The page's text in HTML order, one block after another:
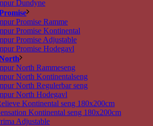
Dundyne
Promise Ramme
Promise Kontinental
Promise Adjustable
Promise Hodegavl
North Rammeseng
North Kontinentalseng
North Regulerbar seng
North Hodegavl
Kontinental seng 180x200cm
Kontinental seng 180x200cm
Adjustable